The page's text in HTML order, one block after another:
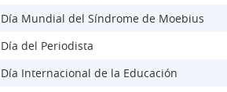
Día Mundial del Síndrome de Moebius
Día del Periodista
Día Internacional de la Educación